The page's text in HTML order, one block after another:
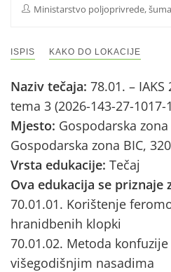
Ministarstvo poljoprivrede,
ISPIS KAKO DO LOKACIJE
Naziv tečaja: 78.01. –
tema 3 (2026-143-27-1017-
Mjesto: Gospodarska
Gospodarska zona BIC,
Vrsta edukacije: Tečaj
Ova edukacija se priznaje
70.01.01. Korištenje
hranidbenih klopki
70.01.02. Metoda
višegodišnjim nasadima